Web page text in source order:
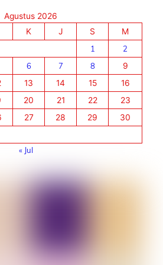
Agustus 2026
K J S
M
1
2
6 7 8
9
13 14 15
16
20 21 22
23
27 28 29
30
« Jul